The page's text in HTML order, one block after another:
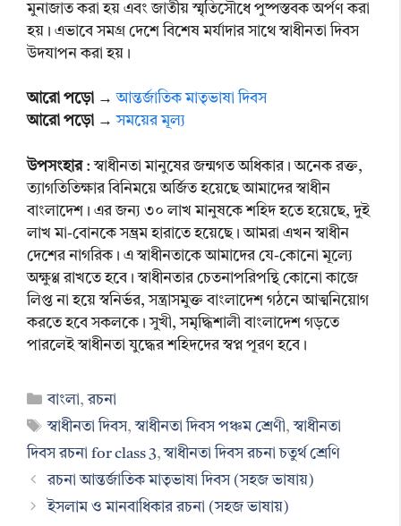
মুনাজাত করা হয় এবং জাতীয় স্মৃতিসৌধে পুষ্পস্তবক অর্পণ করা
হয়। এভাবে সমগ্র দেশে বিশেষ মর্যাদার সাথে স্বাধীনতা দিবস
উদযাপন করা হয়।
আরো পড়ো →আন্তর্জাতিক মাতৃভাষা দিবস
আরো পড়ো →সময়ের মূল্য
উপসংহার: স্বাধীনতা মানুষের জন্মগত অধিকার। অনেক রক্ত,
ত্যাগতিতিক্ষার বিনিময়ে অর্জিত হয়েছে আমাদের স্বাধীন
বাংলাদেশ। এর জন্য ৩০ লাখ মানুষকে শহিদ হতে হয়েছে, দুই
লাখ মা-বোনকে সম্ভ্রম হারাতে হয়েছে। আমরা এখন স্বাধীন
দেশের নাগরিক। এ স্বাধীনতাকে আমাদের যে-কোনো মূল্যে
অক্ষুণ্ণ রাখতে হবে। স্বাধীনতার চেতনাপরিপন্থি কোনো কাজে
লিপ্ত না হয়ে স্বনির্ভর, সন্ত্রাসমুক্ত বাংলাদেশ গঠনে আত্মনিয়োগ
করতে হবে সকলকে। সুখী, সমৃদ্ধিশালী বাংলাদেশ গড়তে
পারলেই স্বাধীনতা যুদ্ধের শহিদদের স্বপ্ন পূরণ হবে।
Categories
বাংলা,রচনা
Tags
স্বাধীনতা দিবস,স্বাধীনতা দিবস পঞ্চম শ্রেণী,স্বাধীনতা
দিবস রচনা for class 3,স্বাধীনতা দিবস রচনা চতুর্থ শ্রেণি
রচনা আন্তর্জাতিক মাতৃভাষা দিবস (সহজ ভাষায়)
ইসলাম ও মানবাধিকার রচনা (সহজ ভাষায়)